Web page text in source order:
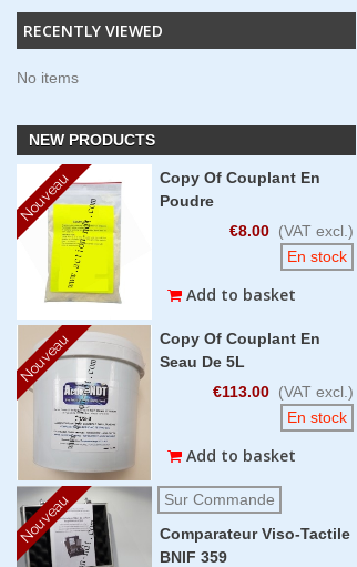
RECENTLY VIEWED
No items
NEW PRODUCTS
Nouveau
Copy Of Couplant En
Poudre
€8.00 (VAT excl.)
En stock
Add to basket
Nouveau
Copy Of Couplant En
Seau De 5L
€113.00 (VAT excl.)
En stock
Add to basket
Nouveau
Sur Commande
Comparateur Viso-Tactile
BNIF 359